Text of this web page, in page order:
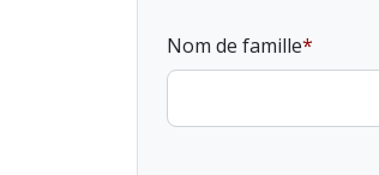
Nom de famille